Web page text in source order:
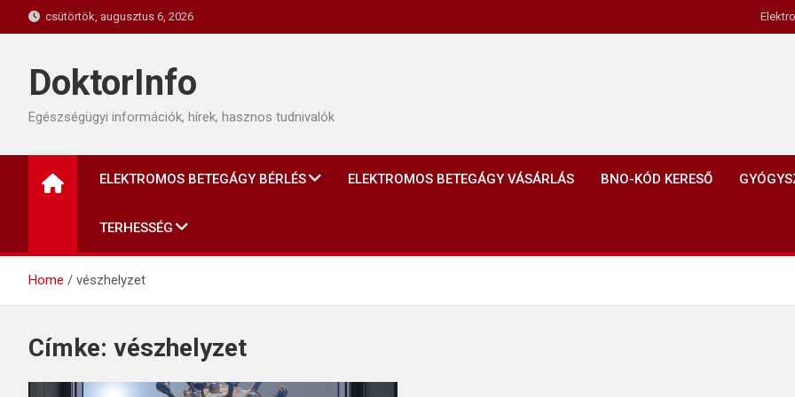
to
csütörtök, augusztus 6, 2026
DoktorInfo
Egészségügyi információk, hírek, hasznos tudnivalók
ELEKTROMOS BETEGÁGY BÉRLÉS ELEKTROMOS BETEGÁGY VÁSÁRLÁS BNO-KÓD KERESŐ
TERHESSÉG
Home vészhelyzet
Címke: vészhelyzet